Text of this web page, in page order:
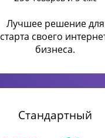
Лучшее решение для
старта своего
бизнеса.
Стандартный